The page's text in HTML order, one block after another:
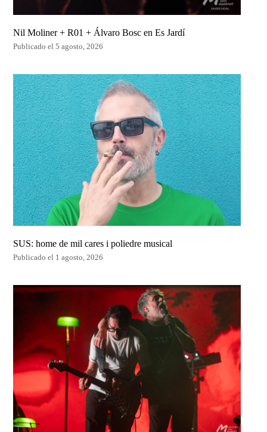
Nil Moliner + R01 + Álvaro Bosc en Es Jardí
Publicado el 5 agosto, 2026
SUS: home de mil cares i poliedre musical
Publicado el 1 agosto, 2026